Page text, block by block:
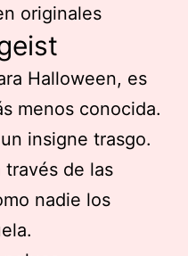
Halloween, es
menos conocida.
insigne trasgo.
de las
nadie los